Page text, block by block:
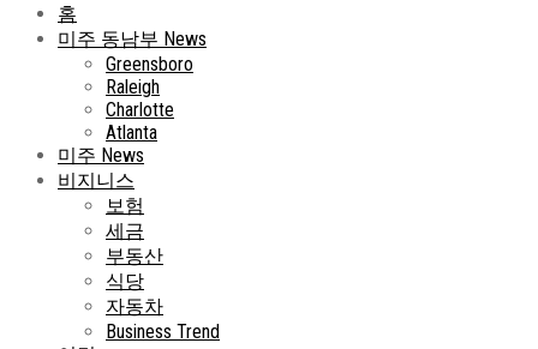
홈
미주 동남부 News
Greensboro
Raleigh
Charlotte
Atlanta
미주 News
비지니스
보험
세금
부동산
식당
자동차
Business Trend